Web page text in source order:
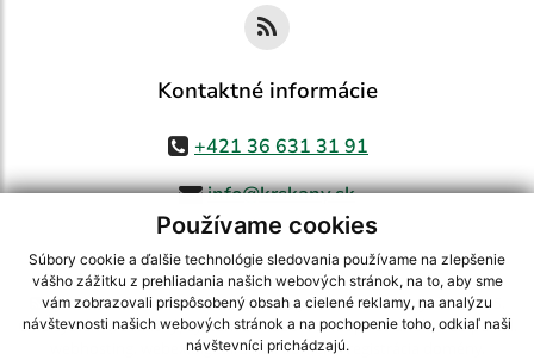
Používame cookies
Súbory cookie a ďalšie technológie sledovania používame na zlepšenie
vášho zážitku z prehliadania našich webových stránok, na to, aby sme
vám zobrazovali prispôsobený obsah a cielené reklamy, na analýzu
návštevnosti našich webových stránok a na pochopenie toho, odkiaľ naši
návštevníci prichádzajú.
Kontaktné informácie
+421 36 631 31 91
info@krskany.sk
využite možnosť získavania aktuálnych informácií s využitím RSS
CMS systém (redakčný) systém ECHELON 2,Mapa stránok,web portál
webex.digital, s.r.o.,domény,registrácia domény